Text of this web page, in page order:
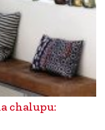
chalupu: